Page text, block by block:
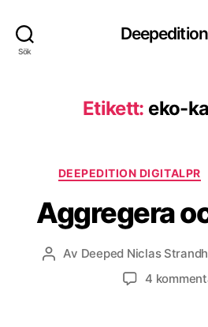
Sök
Etikett: eko-
DEEPEDITION DIGITALPR
Aggregera
Inläggsförfattare
Av Deeped Niclas Strandh
4